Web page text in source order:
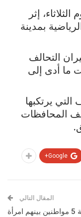
الثلاثاء، إثر
بمدينة
التحالف
الرياضية بـ3 غارات ما أدى إلى
يرتكبها
المحافظات
Google+
المقال التالي
إصابة 5 مواطنين بينهم امرأة